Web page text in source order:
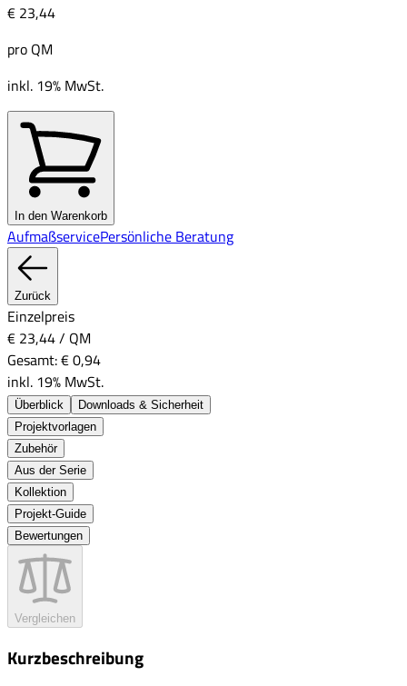
€ 23,44
pro QM
inkl. 19% MwSt.
In den Warenkorb
AufmaßservicePersönliche Beratung
Zurück
Einzelpreis
€ 23,44/ QM
Gesamt:€ 0,94
inkl. 19% MwSt.
Überblick
Downloads & Sicherheit
Projektvorlagen
Zubehör
Aus der Serie
Kollektion
Projekt-Guide
Bewertungen
Vergleichen
Kurzbeschreibung